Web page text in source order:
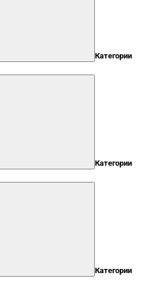
Категории
Категории
Категории